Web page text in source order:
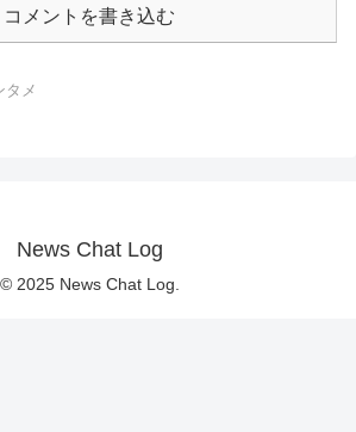
コメントを書き込む
タメ
News Chat Log
© 2025 News Chat Log.